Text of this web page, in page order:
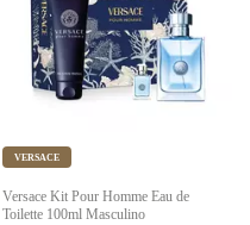
VERSACE
Versace Kit Pour Homme Eau de
Toilette 100ml Masculino